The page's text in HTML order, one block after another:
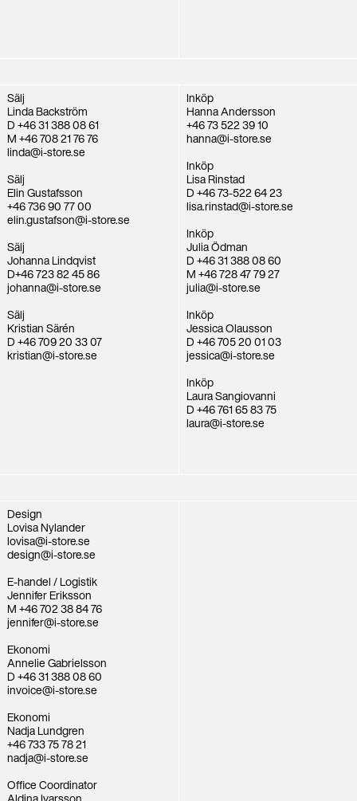
Sälj
Linda Backström
D +46 31 388 08 61
M +46 708 21 76 76
linda@i-store.se
Sälj
Elin Gustafsson
+46 736 90 77 00
elin.gustafson@i-store.se
Sälj
Johanna Lindqvist
D+46 723 82 45 86
johanna@i-store.se
Sälj
Kristian Särén
D +46 709 20 33 07
kristian@i-store.se
Inköp
Hanna Andersson
+46 73 522 39 10
hanna@i-store.se
Inköp
Lisa Rinstad
D +46 73-522 64 23
lisa.rinstad@i-store.se
Inköp
Julia Ödman
D +46 31 388 08 60
M +46 728 47 79 27
julia@i-store.se
Inköp
Jessica Olausson
D +46 705 20 01 03
jessica@i-store.se
Inköp
Laura Sangiovanni
D +46 761 65 83 75
laura@i-store.se
Design
Lovisa Nylander
lovisa@i-store.se
design@i-store.se
E-handel / Logistik
Jennifer Eriksson
M +46 702 38 84 76
jennifer@i-store.se
Ekonomi
Annelie Gabrielsson
D +46 31 388 08 60
invoice@i-store.se
Ekonomi
Nadja Lundgren
+46 733 75 78 21
nadja@i-store.se
Office Coordinator